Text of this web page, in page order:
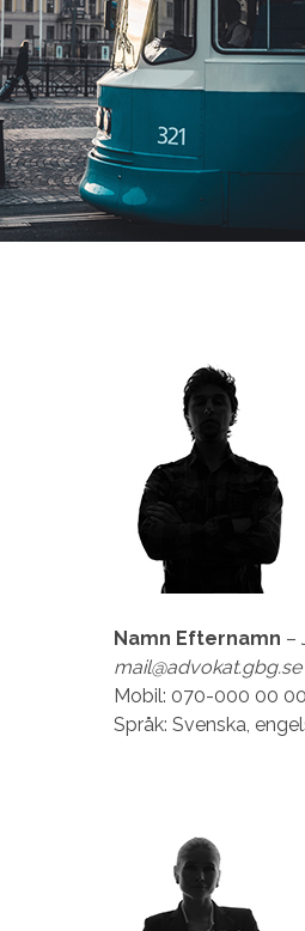
Namn Efternamn –
mail@advokat.gbg.se
Mobil: 070-000 00 00
Språk: Svenska,